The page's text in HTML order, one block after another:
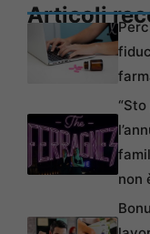
Articoli
non